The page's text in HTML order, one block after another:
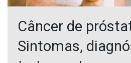
Câncer de
Sintomas,